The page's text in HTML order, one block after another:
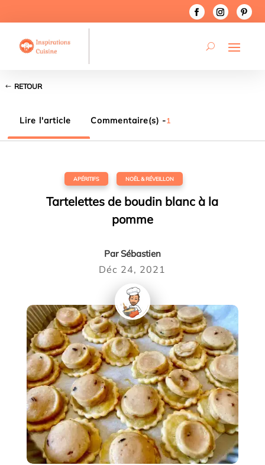
RETOUR
Lire l'article Commentaire(s) -1
APÉRITIFS NOËL & RÉVEILLON
Tartelettes de boudin blanc à la
pomme
ParSébastien
Déc 24, 2021